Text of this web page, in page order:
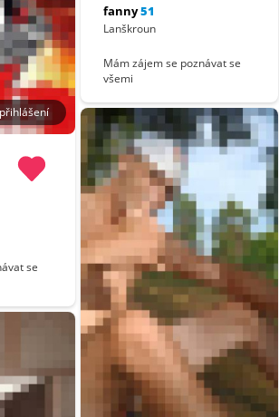
se
fanny51
Lanškroun
Mám zájem se poznávat se
všemi